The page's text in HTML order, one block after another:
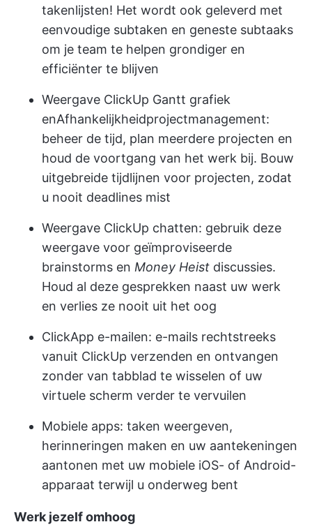
takenlijsten! Het wordt ook geleverd met
eenvoudige subtaken en geneste subtaaks
om je team te helpen grondiger en
efficiënter te blijven
Weergave ClickUp Gantt grafiek
enAfhankelijkheidprojectmanagement:
beheer de tijd, plan meerdere projecten en
houd de voortgang van het werk bij. Bouw
uitgebreide tijdlijnen voor projecten, zodat
u nooit deadlines mist
Weergave ClickUp chatten: gebruik deze
weergave voor geïmproviseerde
brainstorms en Money Heist discussies.
Houd al deze gesprekken naast uw werk
en verlies ze nooit uit het oog
ClickApp e-mailen: e-mails rechtstreeks
vanuit ClickUp verzenden en ontvangen
zonder van tabblad te wisselen of uw
virtuele scherm verder te vervuilen
Mobiele apps: taken weergeven,
herinneringen maken en uw aantekeningen
aantonen met uw mobiele iOS- of Android-
apparaat terwijl u onderweg bent
Werk jezelf omhoog